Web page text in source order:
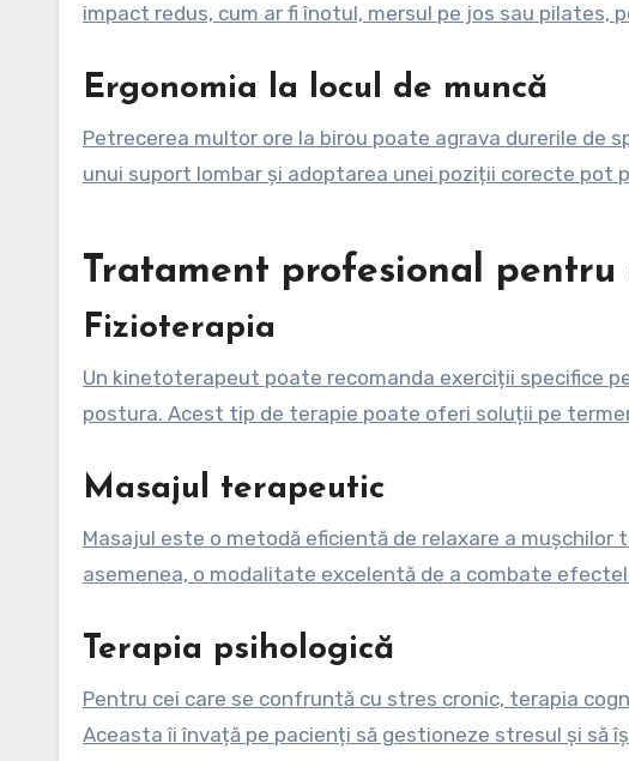
impact redus, cum ar fi înotul, mersul pe jos sau
Ergonomia la locul de muncă
Petrecerea multor ore la birou poate agrava durerile de
unui suport lombar și adoptarea unei poziții corecte pot
Tratament profesional
Fizioterapia
Un kinetoterapeut poate recomanda exerciții specifice
postura. Acest tip de terapie poate oferi soluții pe
Masajul terapeutic
Masajul este o metodă eficientă de relaxare a
asemenea, o modalitate excelentă de a combate
Terapia psihologică
Pentru cei care se confruntă cu stres cronic, terapia
Aceasta îi învață pe pacienți să gestioneze stresul și să